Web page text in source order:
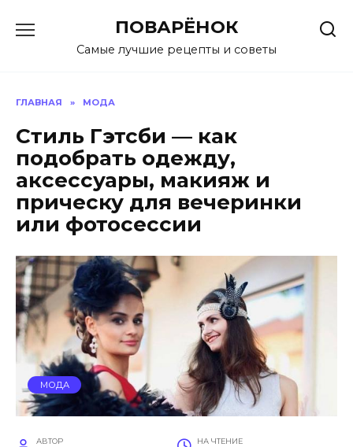
содержанию
ПОВАРЁНОК
Самые лучшие рецепты и советы
ГЛАВНАЯ » МОДА
Стиль Гэтсби — как
подобрать одежду,
аксессуары, макияж и
прическу для вечеринки
или фотосессии
МОДА
АВТОР НА ЧТЕНИЕ